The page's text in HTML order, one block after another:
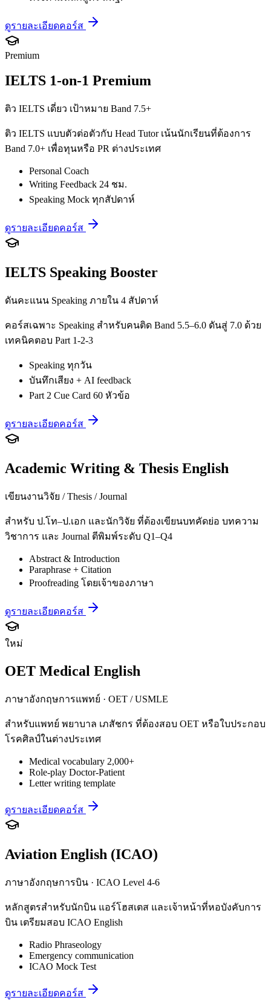
ดูรายละเอียดคอร์ส
Premium
IELTS 1-on-1 Premium
ติว IELTS เดี่ยว เป้าหมาย Band 7.5+
ติว IELTS แบบตัวต่อตัวกับ Head Tutor เน้นนักเรียนที่ต้องการ
Band 7.0+ เพื่อทุนหรือ PR ต่างประเทศ
Personal Coach
Writing Feedback 24 ชม.
Speaking Mock ทุกสัปดาห์
ดูรายละเอียดคอร์ส
IELTS Speaking Booster
ดันคะแนน Speaking ภายใน 4 สัปดาห์
คอร์สเฉพาะ Speaking สำหรับคนติด Band 5.5–6.0 ดันสู่ 7.0 ด้วย
เทคนิคตอบ Part 1-2-3
Speaking ทุกวัน
บันทึกเสียง + AI feedback
Part 2 Cue Card 60 หัวข้อ
ดูรายละเอียดคอร์ส
Academic Writing & Thesis English
เขียนงานวิจัย / Thesis / Journal
สำหรับ ป.โท–ป.เอก และนักวิจัย ที่ต้องเขียนบทคัดย่อ บทความ
วิชาการ และ Journal ตีพิมพ์ระดับ Q1–Q4
Abstract & Introduction
Paraphrase + Citation
Proofreading โดยเจ้าของภาษา
ดูรายละเอียดคอร์ส
ใหม่
OET Medical English
ภาษาอังกฤษการแพทย์ · OET / USMLE
สำหรับแพทย์ พยาบาล เภสัชกร ที่ต้องสอบ OET หรือใบประกอบ
โรคศิลป์ในต่างประเทศ
Medical vocabulary 2,000+
Role-play Doctor-Patient
Letter writing template
ดูรายละเอียดคอร์ส
Aviation English (ICAO)
ภาษาอังกฤษการบิน · ICAO Level 4-6
หลักสูตรสำหรับนักบิน แอร์โฮสเตส และเจ้าหน้าที่หอบังคับการ
บิน เตรียมสอบ ICAO English
Radio Phraseology
Emergency communication
ICAO Mock Test
ดูรายละเอียดคอร์ส